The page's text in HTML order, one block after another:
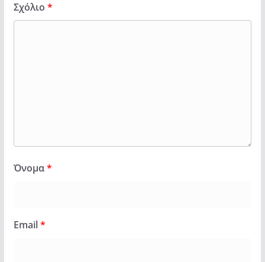
Σχόλιο *
Όνομα*
Email*